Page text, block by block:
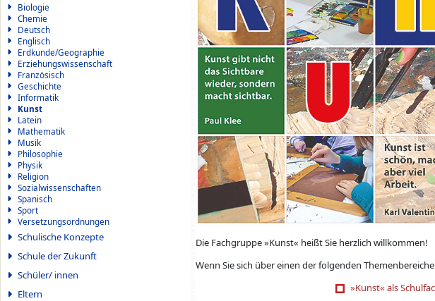
Biologie
Chemie
Deutsch
Englisch
Erdkunde/Geographie
Erziehungswissenschaft
Französisch
Geschichte
Informatik
Kunst
Latein
Mathematik
Musik
Philosophie
Physik
Religion
Sozialwissenschaften
Spanisch
Sport
Versetzungsordnungen
Schulische Konzepte
Schule der Zukunft
Schüler/ innen
Eltern
Die Fachgruppe »Kunst« heißt Sie herzlich willkommen!
Wenn Sie sich über einen der folgenden
»Kunst« als